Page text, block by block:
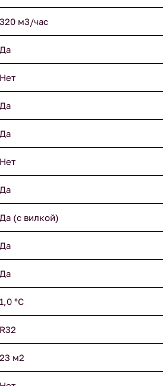
320 м3/час
Да
Нет
Да
Да
Нет
Да
Да (с вилкой)
Да
Да
1,0 °С
R32
23 м2